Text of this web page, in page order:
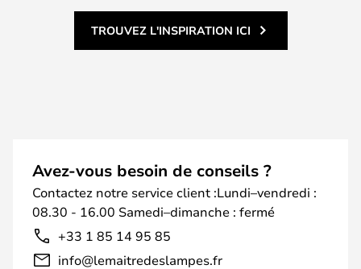
TROUVEZ L'INSPIRATION ICI
Avez-vous besoin de conseils ?
Contactez notre service client :Lundi–vendredi :
08.30 - 16.00 Samedi–dimanche : fermé
+33 1 85 14 95 85
info@lemaitredeslampes.fr